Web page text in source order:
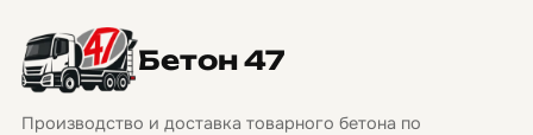
Бетон 47
Производство и доставка товарного бетона по